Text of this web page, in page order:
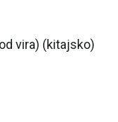
vira) (kitajsko)